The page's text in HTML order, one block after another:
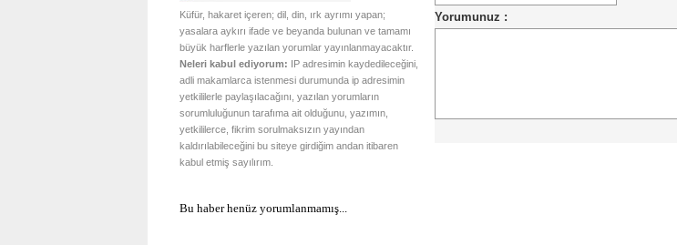
Küfür, hakaret içeren; dil, din, ırk ayrımı yapan;
yasalara aykırı ifade ve beyanda bulunan ve tamamı
büyük harflerle yazılan yorumlar yayınlanmayacaktır.
Neleri kabul ediyorum: IP adresimin kaydedileceğini,
adli makamlarca istenmesi durumunda ip adresimin
yetkililerle paylaşılacağını, yazılan yorumların
sorumluluğunun tarafıma ait olduğunu, yazımın,
yetkililerce, fikrim sorulmaksızın yayından
kaldırılabileceğini bu siteye girdiğim andan itibaren
kabul etmiş sayılırım.
Bu haber henüz yorumlanmamış...